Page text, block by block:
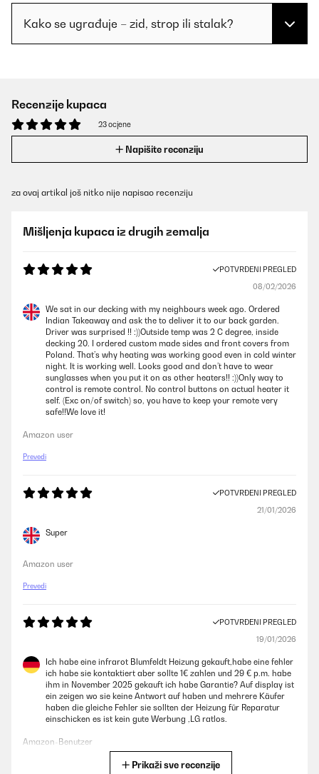
Kako se ugrađuje – zid, strop ili stalak?
Recenzije kupaca
23 ocjene
Napišite recenziju
za ovaj artikal još nitko nije napisao recenziju
Mišljenja kupaca iz drugih zemalja
POTVRĐENI PREGLED
08/02/2026
We sat in our decking with my neighbours week ago. Ordered
Indian Takeaway and ask the to deliver it to our back garden.
Driver was surprised !! :))Outside temp was 2 C degree, inside
decking 20. I ordered custom made sides and front covers from
Poland. That’s why heating was working good even in cold winter
night. It is working well. Looks good and don’t have to wear
sunglasses when you put it on as other heaters!! :))Only way to
control is remote control. No control buttons on actual heater it
self. (Exc on/of switch) so, you have to keep your remote very
safe!!We love it!
Amazon user
Prevedi
POTVRĐENI PREGLED
21/01/2026
Super
Amazon user
Prevedi
POTVRĐENI PREGLED
19/01/2026
Ich habe eine infrarot Blumfeldt Heizung gekauft,habe eine fehler
ich habe sie kontaktiert aber sollte 1€ zahlen und 29 € p.m. habe
ihm in November 2025 gekauft ich habe Garantie? Auf display ist
ein zeigen wo sie keine Antwort auf haben und mehrere Käufer
haben die gleiche Fehler sie sollten der Heizung für Reparatur
einschicken es ist kein gute Werbung ,LG ratlos.
Amazon-Benutzer
Prikaži sve recenzije